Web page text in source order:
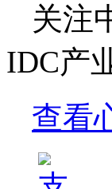
关注
IDC产
查看